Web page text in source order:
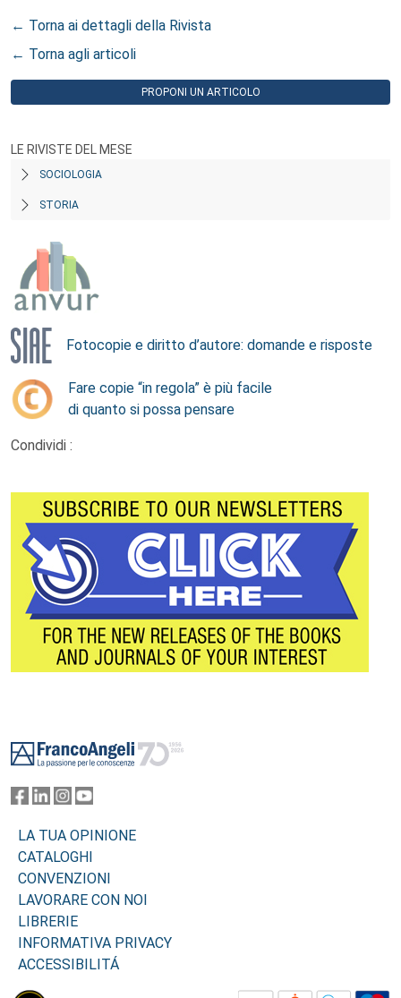
← Torna ai dettagli della Rivista
← Torna agli articoli
PROPONI UN ARTICOLO
LE RIVISTE DEL MESE
SOCIOLOGIA
STORIA
Fotocopie e diritto d’autore: domande e risposte
Fare copie “in regola” è più facile
di quanto si possa pensare
Condividi :
LA TUA OPINIONE
CATALOGHI
CONVENZIONI
LAVORARE CON NOI
LIBRERIE
INFORMATIVA PRIVACY
ACCESSIBILITÁ